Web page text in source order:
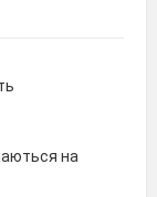
на